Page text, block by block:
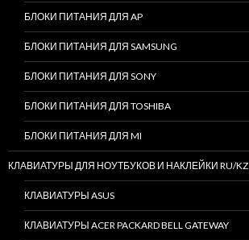
БЛОКИ ПИТАНИЯ ДЛЯ AP
БЛОКИ ПИТАНИЯ ДЛЯ SAMSUNG
БЛОКИ ПИТАНИЯ ДЛЯ SONY
БЛОКИ ПИТАНИЯ ДЛЯ TOSHIBA
БЛОКИ ПИТАНИЯ ДЛЯ MI
КЛАВИАТУРЫ ДЛЯ НОУТБУКОВ И НАКЛЕЙКИ RU/KZ
КЛАВИАТУРЫ ASUS
КЛАВИАТУРЫ ACER PACKARD BELL GATEWAY